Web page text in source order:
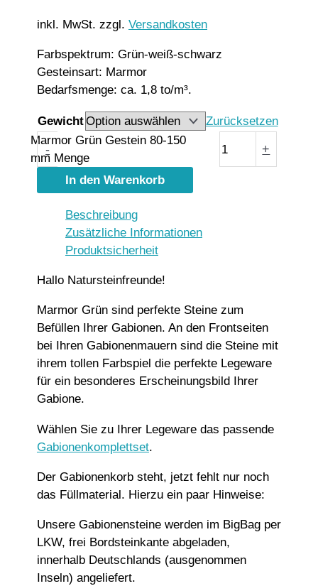
inkl. MwSt. zzgl. Versandkosten
Farbspektrum: Grün-weiß-schwarz
Gesteinsart: Marmor
Bedarfsmenge: ca. 1,8 to/m³.
Gewicht
Zurücksetzen
-
Marmor Grün Gestein 80-150
mm Menge
+
In den Warenkorb
Beschreibung
Zusätzliche Informationen
Produktsicherheit
Hallo Natursteinfreunde!
Marmor Grün sind perfekte Steine zum
Befüllen Ihrer Gabionen. An den Frontseiten
bei Ihren Gabionenmauern sind die Steine mit
ihrem tollen Farbspiel die perfekte Legeware
für ein besonderes Erscheinungsbild Ihrer
Gabione.
Wählen Sie zu Ihrer Legeware das passende
Gabionenkomplettset.
Der Gabionenkorb steht, jetzt fehlt nur noch
das Füllmaterial. Hierzu ein paar Hinweise:
Unsere Gabionensteine werden im BigBag per
LKW, frei Bordsteinkante abgeladen,
innerhalb Deutschlands (ausgenommen
Inseln) angeliefert.